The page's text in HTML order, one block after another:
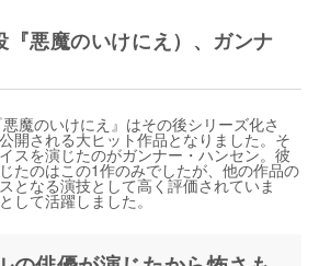
『悪魔のいけにえ）、ガンナ
魔のいけにえ』はその後シリーズ化さ
開される大ヒット作品となりました。そ
スを演じたのがガンナー・ハンセン。彼
たのはこの1作のみでしたが、他の作品の
となる演技として高く評価されていま
して活躍しました。